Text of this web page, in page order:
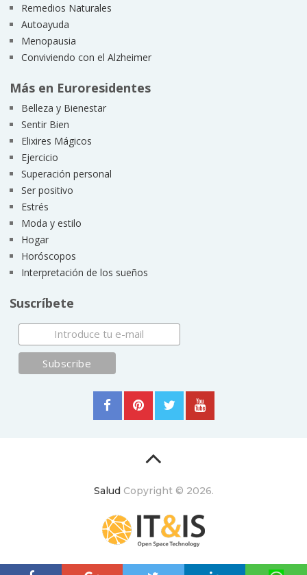
Remedios Naturales
Autoayuda
Menopausia
Conviviendo con el Alzheimer
Más en Euroresidentes
Belleza y Bienestar
Sentir Bien
Elixires Mágicos
Ejercicio
Superación personal
Ser positivo
Estrés
Moda y estilo
Hogar
Horóscopos
Interpretación de los sueños
Suscríbete
SaludCopyright © 2026.
ItyIs Siglo XXI| Euroresidentes Principios generales